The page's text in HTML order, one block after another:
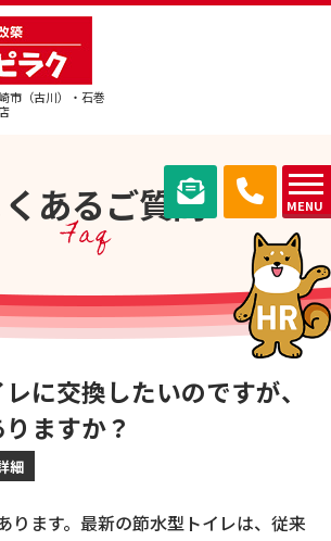
市（古川）・石巻
MENU
あるご質問
Faq
に交換したいのですが、
ますか？
細
ります。最新の節水型トイレは、従来